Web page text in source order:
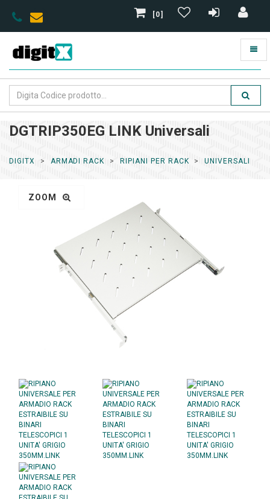
[0]
DGTRIP350EG LINK Universali
DIGITX ARMADI RACK RIPIANI PER RACK UNIVERSALI
ZOOM